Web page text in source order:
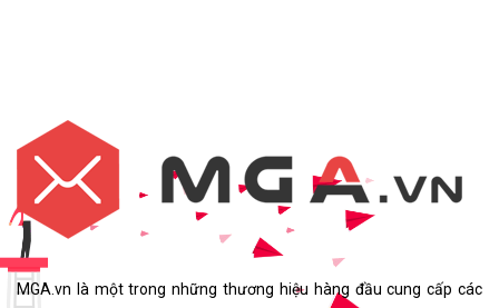
MGA.vn là một trong những thương hiệu hàng đầu cung cấp các